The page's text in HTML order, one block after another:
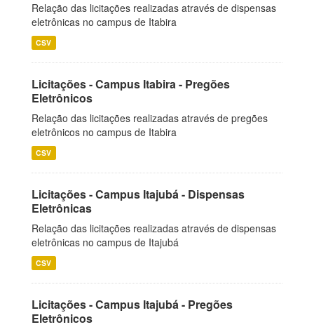
Relação das licitações realizadas através de dispensas
eletrônicas no campus de Itabira
CSV
Licitações - Campus Itabira - Pregões
Eletrônicos
Relação das licitações realizadas através de pregões
eletrônicos no campus de Itabira
CSV
Licitações - Campus Itajubá - Dispensas
Eletrônicas
Relação das licitações realizadas através de dispensas
eletrônicas no campus de Itajubá
CSV
Licitações - Campus Itajubá - Pregões
Eletrônicos